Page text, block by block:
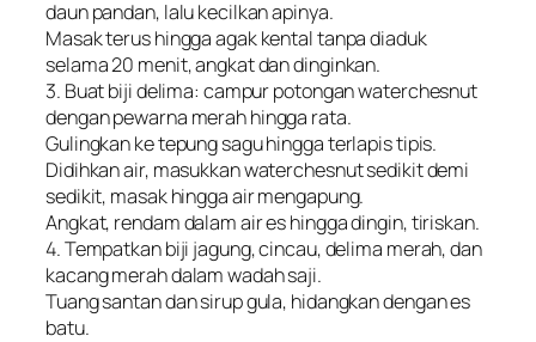
daun pandan, lalu kecilkan apinya.
Masak terus hingga agak kental tanpa diaduk
selama 20 menit, angkat dan dinginkan.
3. Buat biji delima: campur potongan waterchesnut
dengan pewarna merah hingga rata.
Gulingkan ke tepung sagu hingga terlapis tipis.
Didihkan air, masukkan waterchesnut sedikit demi
sedikit, masak hingga air mengapung.
Angkat, rendam dalam air es hingga dingin, tiriskan.
4. Tempatkan biji jagung, cincau, delima merah, dan
kacang merah dalam wadah saji.
Tuang santan dan sirup gula, hidangkan dengan es
batu.